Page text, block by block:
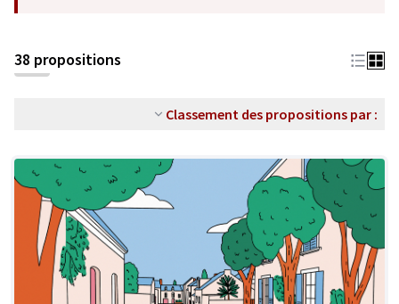
38 propositions
Classement des propositions par :